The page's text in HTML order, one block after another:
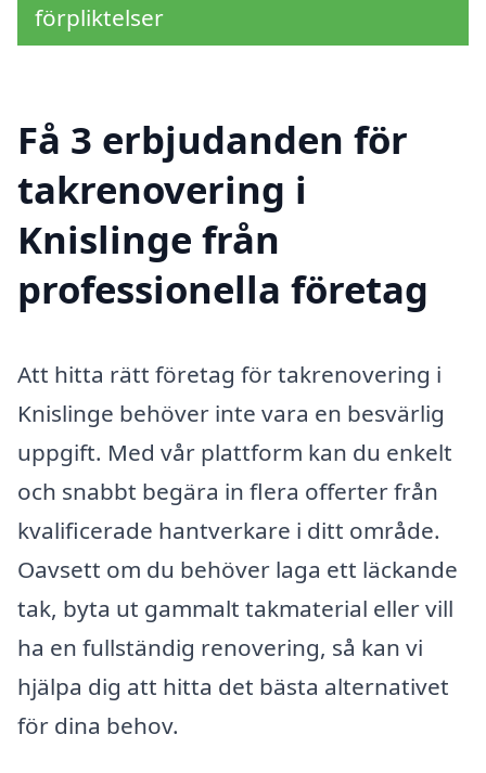
förpliktelser
Få 3 erbjudanden för
takrenovering i
Knislinge från
professionella företag
Att hitta rätt företag för takrenovering i
Knislinge behöver inte vara en besvärlig
uppgift. Med vår plattform kan du enkelt
och snabbt begära in flera offerter från
kvalificerade hantverkare i ditt område.
Oavsett om du behöver laga ett läckande
tak, byta ut gammalt takmaterial eller vill
ha en fullständig renovering, så kan vi
hjälpa dig att hitta det bästa alternativet
för dina behov.